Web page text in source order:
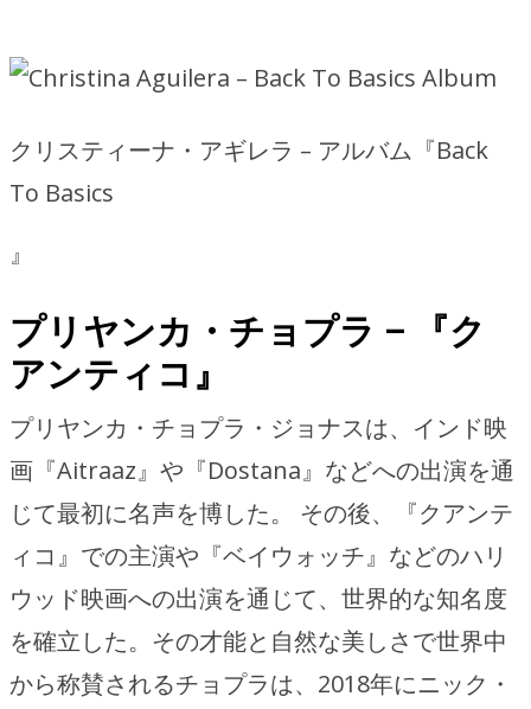
クリスティーナ・アギレラ – アルバム『Back
To Basics
』
プリヤンカ・チョプラ – 『ク
アンティコ』
プリヤンカ・チョプラ・ジョナスは、インド映
画『Aitraaz』や『Dostana』などへの出演を通
じて最初に名声を博した。 その後、『クアンテ
ィコ』での主演や『ベイウォッチ』などのハリ
ウッド映画への出演を通じて、世界的な知名度
を確立した。その才能と自然な美しさで世界中
から称賛されるチョプラは、2018年にニック・